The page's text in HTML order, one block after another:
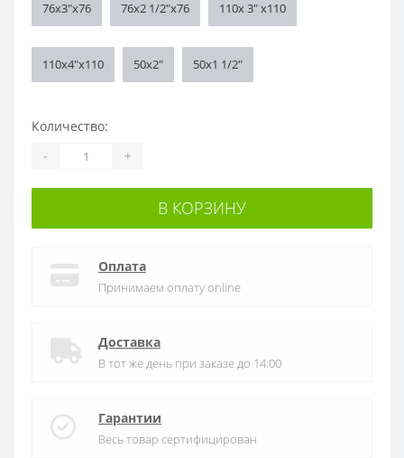
76х3"х76 76х2 1/2"х76 110х 3" х110
110х4"х110 50х2" 50х1 1/2"
Количество:
- +
В КОРЗИНУ
Оплата
Принимаем оплату online
Доставка
В тот же день при заказе до 14:00
Гарантии
Весь товар сертифицирован